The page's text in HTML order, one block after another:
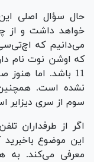
حال سؤال اصلی
خواهد داشت و از
می‌دانیم که
که اوشن نوت نام
11 باشد. اما
نشده است.
سوم از سری دیزایر
اگر از طرفداران
این موضوع
معرفی می‌کند. به